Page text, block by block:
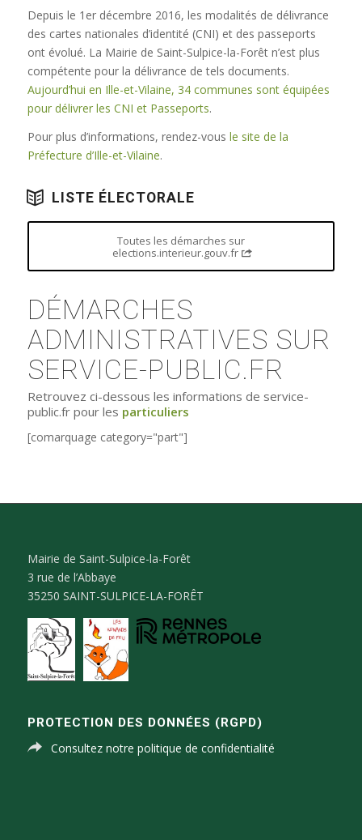
Depuis le 1er décembre 2016, les modalités de délivrance
des cartes nationales d’identité (CNI) et des passeports
ont évolué. La Mairie de Saint-Sulpice-la-Forêt n’est plus
compétente pour la délivrance de tels documents.
Aujourd’hui en Ille-et-Vilaine, 34 communes sont équipées
pour délivrer les CNI et Passeports.
Pour plus d’informations, rendez-vous le site de la
Préfecture d’Ille-et-Vilaine.
LISTE ÉLECTORALE
Toutes les démarches sur
elections.interieur.gouv.fr
DÉMARCHES
ADMINISTRATIVES SUR
SERVICE-PUBLIC.FR
Retrouvez ci-dessous les informations de service-
public.fr pour les particuliers
[comarquage category="part"]
Mairie de Saint-Sulpice-la-Forêt
3 rue de l’Abbaye
35250 SAINT-SULPICE-LA-FORÊT
PROTECTION DES DONNÉES (RGPD)
Consultez notre politique de confidentialité